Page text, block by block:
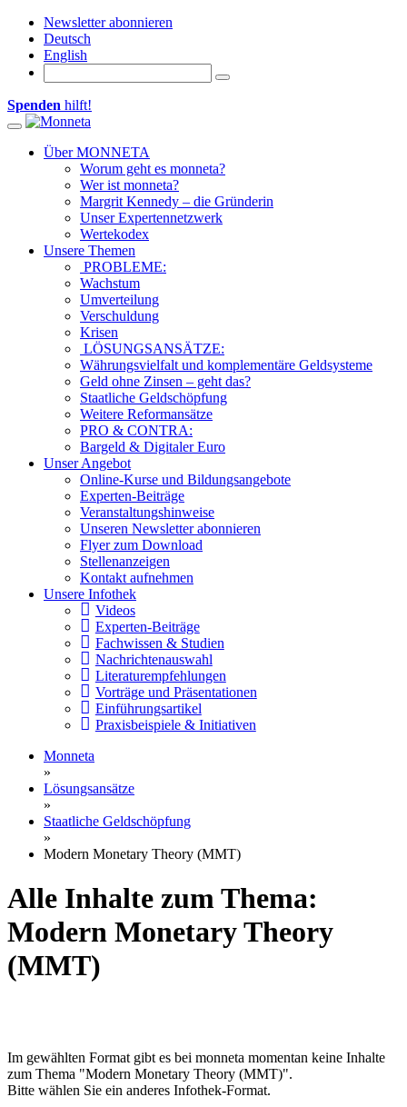
Newsletter abonnieren
Deutsch
English
Spenden hilft!
Toggle navigation
Über MONNETA
Worum geht es monneta?
Wer ist monneta?
Margrit Kennedy – die Gründerin
Unser Expertennetzwerk
Wertekodex
Unsere Themen
PROBLEME:
Wachstum
Umverteilung
Verschuldung
Krisen
LÖSUNGSANSÄTZE:
Währungsvielfalt und komplementäre Geldsysteme
Geld ohne Zinsen – geht das?
Staatliche Geldschöpfung
Weitere Reformansätze
PRO & CONTRA:
Bargeld & Digitaler Euro
Unser Angebot
Online-Kurse und Bildungsangebote
Experten-Beiträge
Veranstaltungshinweise
Unseren Newsletter abonnieren
Flyer zum Download
Stellenanzeigen
Kontakt aufnehmen
Unsere Infothek
Videos
Experten-Beiträge
Fachwissen & Studien
Nachrichtenauswahl
Literaturempfehlungen
Vorträge und Präsentationen
Einführungsartikel
Praxisbeispiele & Initiativen
Monneta
»
Lösungsansätze
»
Staatliche Geldschöpfung
»
Modern Monetary Theory (MMT)
Alle Inhalte zum Thema:
Modern Monetary Theory
(MMT)
Im gewählten Format gibt es bei monneta momentan keine Inhalte
zum Thema "Modern Monetary Theory (MMT)".
Bitte wählen Sie ein anderes Infothek-Format.